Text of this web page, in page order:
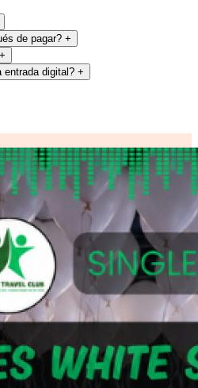
de pagar? +
+
entrada digital? +